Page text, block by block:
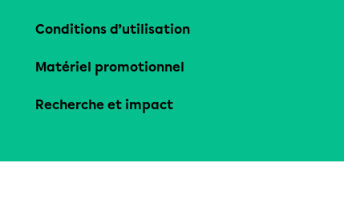
Conditions d’utilisation
Matériel promotionnel
Recherche et impact